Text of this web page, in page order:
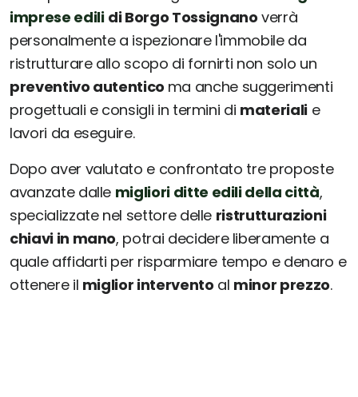
imprese edili di Borgo Tossignano verrà
personalmente a ispezionare l'immobile da
ristrutturare allo scopo di fornirti non solo un
preventivo autentico ma anche suggerimenti
progettuali e consigli in termini di materialie
lavori da eseguire.
Dopo aver valutato e confrontato tre proposte
avanzate dalle migliori ditte edili della città,
specializzate nel settore delle ristrutturazioni
chiavi in mano, potrai decidere liberamente a
quale affidarti per risparmiare tempo e denaro e
ottenere il miglior intervento al minor prezzo.